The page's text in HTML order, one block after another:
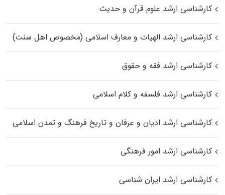
کارشناسی ارشد علوم قرآن و حدیث
کارشناسی ارشد الهیات و معارف اسلامی (مخصوص اهل سنت)
کارشناسی ارشد فقه و حقوق
کارشناسی ارشد فلسفه و کلام اسلامی
کارشناسی ارشد ادیان و عرفان و تاریخ فرهنگ و تمدن اسلامی
کارشناسی ارشد امور فرهنگی
کارشناسی ارشد ایران شناسی